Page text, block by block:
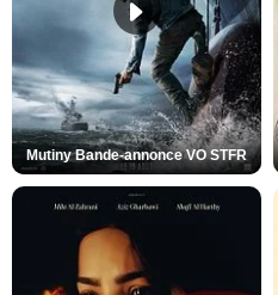
Mutiny Bande-annonce VO STFR